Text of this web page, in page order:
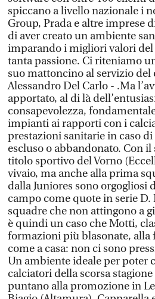
spiccano a livello nazionale i
Group, Prada e altre imprese
di aver creato un ambiente
imparando i migliori valori del
tanta passione. Ci riteniamo
suo mattoncino al servizio
Alessandro Del Carlo - .Ma
apportato, al di là
consapevolezza,
impianti ai rapporti con i
prestazioni sanitarie in caso
escluso o abbandonato. Con
titolo sportivo del Vorno
vivaio, ma anche alla prima
dalla Juniores sono orgogliosi
campo come quote in serie D.
squadre che non attingono a
è quindi un caso che Motti,
formazioni più blasonate, alla
come a casa: non ci sono
Un ambiente ideale per poter
calciatori della scorsa
puntano alla promozione in